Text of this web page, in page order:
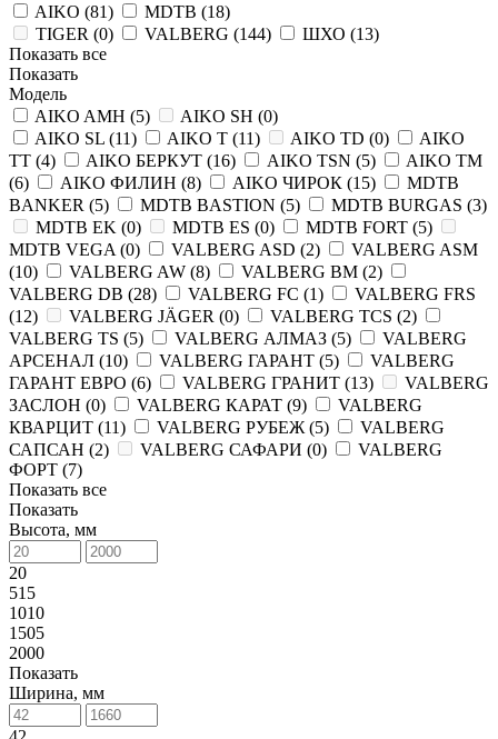
AIKO (81) MDTB (18)
TIGER (0) VALBERG (144) ШХО (13)
Показать все
Показать
Модель
AIKO AMH (5) AIKO SH (0)
AIKO SL (11) AIKO T (11) AIKO TD (0)
AIKO
TT (4) AIKO БЕРКУТ (16) AIKO ТSN (5)
AIKO ТМ
(6) AIKO ФИЛИН (8) AIKO ЧИРОК (15)
MDTB
BANKER (5) MDTB BASTION (5) MDTB BURGAS (3)
MDTB EK (0) MDTB ES (0) MDTB FORT (5)
MDTB VEGA (0) VALBERG ASD (2)
VALBERG ASM
(10) VALBERG AW (8) VALBERG BM (2)
VALBERG DB (28) VALBERG FC (1)
VALBERG FRS
(12) VALBERG JÄGER (0) VALBERG TCS (2)
VALBERG TS (5) VALBERG АЛМАЗ (5)
VALBERG
АРСЕНАЛ (10) VALBERG ГАРАНТ (5)
VALBERG
ГАРАНТ ЕВРО (6) VALBERG ГРАНИТ (13)
VALBERG
ЗАСЛОН (0) VALBERG КАРАТ (9)
VALBERG
КВАРЦИТ (11) VALBERG РУБЕЖ (5)
VALBERG
САПСАН (2) VALBERG САФАРИ (0)
VALBERG
ФОРТ (7)
Показать все
Показать
Высота, мм
20
515
1010
1505
2000
Показать
Ширина, мм